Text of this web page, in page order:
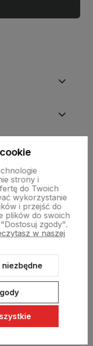
Shoper Modern 3.0™
strony i
do Twoich
wykorzystanie
i przejść do
plików do swoich
zgody".
w naszej